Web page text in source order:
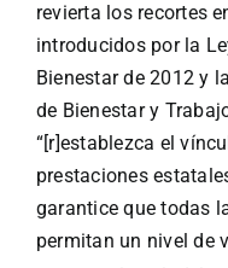
revierta los recortes
introducidos por la
Bienestar de 2012 y
de Bienestar y
“[r]establezca el
prestaciones
garantice que todas
permitan un nivel de